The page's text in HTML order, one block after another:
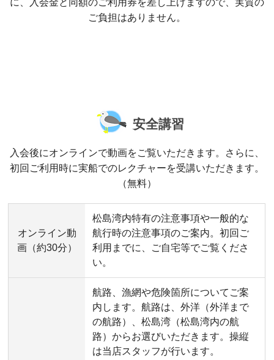
ご負担はありません。
安全講習
入会後にオンラインで動画をご覧いただきます。さらに、
初回ご利用時に実船でのレクチャーを受講いただきます。
（無料）
オンライン動
画（約30分）
松島湾内特有の注意事項や一般的な
航行時の注意事項のご案内。初回ご
利用までに、ご自宅等でご覧くださ
い。
航路、漁網や危険箇所についてご案
内します。航路は、外洋（外洋まで
の航路）、松島湾（松島湾内の航
路）からお選びいただきます。操縦
は当店スタッフが行います。